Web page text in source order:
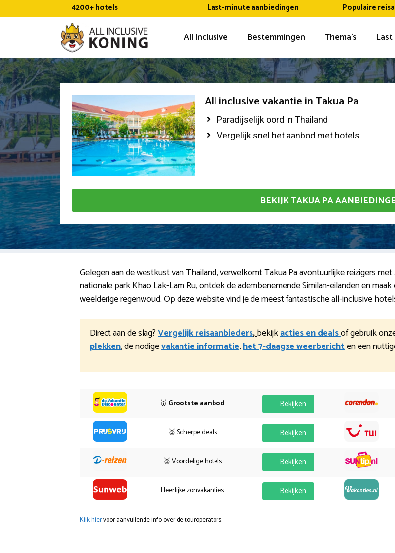
naar
4200+ hotels Last-minute aanbiedingen Populaire
All Inclusive Bestemmingen Thema’s
All inclusive vakantie in Takua Pa
Paradijselijk oord in Thailand
Vergelijk snel het aanbod met hotels
BEKIJK TAKUA PA
Gelegen aan de westkust van Thailand, verwelkomt Takua Pa avontuurlijke reizigers
nationale park Khao Lak-Lam Ru, ontdek de adembenemende Similan-eilanden en
weelderige regenwoud. Op deze website vind je de meest fantastische all-inclusive
Direct aan de slag?Vergelijk reisaanbieders,bekijkacties en dealsof gebruik
plekken, de nodigevakantie informatie,het 7-daagse weerberichten een
🥇 Grootste aanbod Bekijken
🥈 Scherpe deals Bekijken
🥉 Voordelige hotels Bekijken
Heerlijke zonvakanties Bekijken
Klik hiervoor aanvullende info over de touroperators.